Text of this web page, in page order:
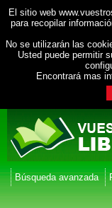
El sitio web
para recopilar
No se utilizarán las
Usted puede permitir
Encontrará mas
Búsqueda avanzada